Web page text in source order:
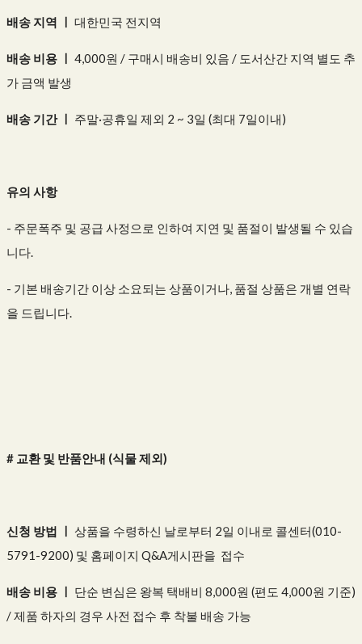
배송 지역 ㅣ 대한민국 전지역
배송 비용 ㅣ 4,000원 / 구매시 배송비 있음 / 도서산간 지역 별도 추
가 금액 발생
배송 기간 ㅣ 주말·공휴일 제외 2 ~ 3일 (최대 7일이내)
유의 사항
- 주문폭주 및 공급 사정으로 인하여 지연 및 품절이 발생될 수 있습
니다.
- 기본 배송기간 이상 소요되는 상품이거나, 품절 상품은 개별 연락
을 드립니다.
# 교환 및 반품안내 (식물 제외)
신청 방법 ㅣ 상품을 수령하신 날로부터 2일 이내로 콜센터(010-
5791-9200) 및 홈페이지 Q&A게시판을 접수
배송 비용 ㅣ
단순 변심은 왕복 택배비 8,000원 (편도 4,000원 기준)
/ 제품 하자의 경우 사전 접수 후 착불 배송 가능